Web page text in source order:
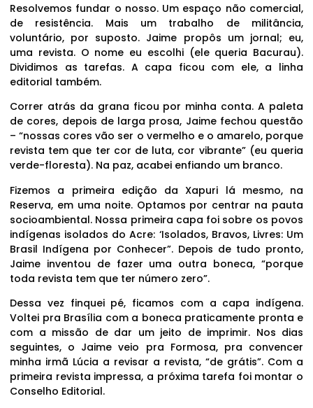
Resolvemos fundar o nosso. Um espaço não comercial,
de resistência. Mais um trabalho de militância,
voluntário, por suposto. Jaime propôs um jornal; eu,
uma revista. O nome eu escolhi (ele queria Bacurau).
Dividimos as tarefas. A capa ficou com ele, a linha
editorial também.
Correr atrás da grana ficou por minha conta. A paleta
de cores, depois de larga prosa, Jaime fechou questão
– “nossas cores vão ser o vermelho e o amarelo, porque
revista tem que ter cor de luta, cor vibrante” (eu queria
verde-floresta). Na paz, acabei enfiando um branco.
Fizemos a primeira edição da Xapuri lá mesmo, na
Reserva, em uma noite. Optamos por centrar na pauta
socioambiental. Nossa primeira capa foi sobre os povos
indígenas isolados do Acre: ‘Isolados, Bravos, Livres: Um
Brasil Indígena por Conhecer”. Depois de tudo pronto,
Jaime inventou de fazer uma outra boneca, “porque
toda revista tem que ter número zero”.
Dessa vez finquei pé, ficamos com a capa indígena.
Voltei pra Brasília com a boneca praticamente pronta e
com a missão de dar um jeito de imprimir. Nos dias
seguintes, o Jaime veio pra Formosa, pra convencer
minha irmã Lúcia a revisar a revista, “de grátis”. Com a
primeira revista impressa, a próxima tarefa foi montar o
Conselho Editorial.